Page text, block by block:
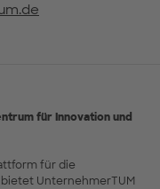
für Innovation und
für die
UnternehmerTUM